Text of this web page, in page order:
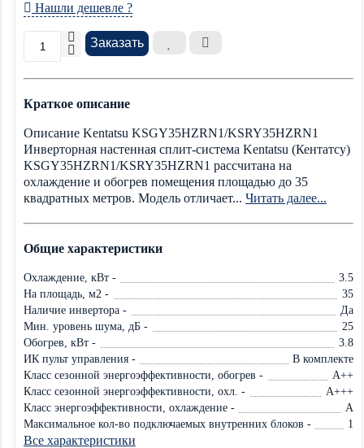
Нашли дешевле ?
Заказать
Краткое описание
Описание Kentatsu KSGY35HZRN1/KSRY35HZRN1
Инверторная настенная сплит-система Kentatsu (Кентатсу)
KSGY35HZRN1/KSRY35HZRN1 рассчитана на
охлаждение и обогрев помещения площадью до 35
квадратных метров. Модель отличает... Читать далее...
Общие характеристики
Охлаждение, кВт -
3.5
На площадь, м2 -
35
Наличие инвертора -
Да
Мин. уровень шума, дБ -
25
Обогрев, кВт -
3.8
ИК пульт управления -
В комплекте
Класс сезонной энергоэффективности, обогрев -
A++
Класс сезонной энергоэффективности, охл. -
A+++
Класс энергоэффективности, охлаждение -
A
Максимальное кол-во подключаемых внутренних блоков -
1
Все характеристики